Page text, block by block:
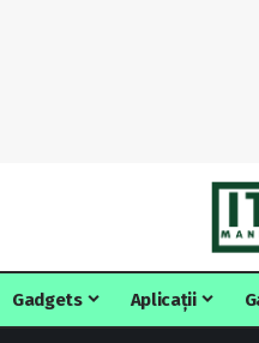
Gadgets Aplicații